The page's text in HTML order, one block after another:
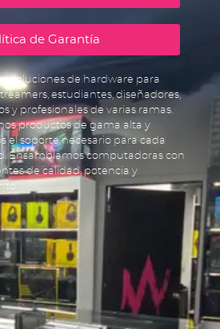
de Garantía
soluciones de hardware para
estudiantes, diseñadores,
y profesionales de varias ramas.
productos de gama alta y
el soporte necesario para cada
Ensamblamos computadoras con
de calidad, potencia y